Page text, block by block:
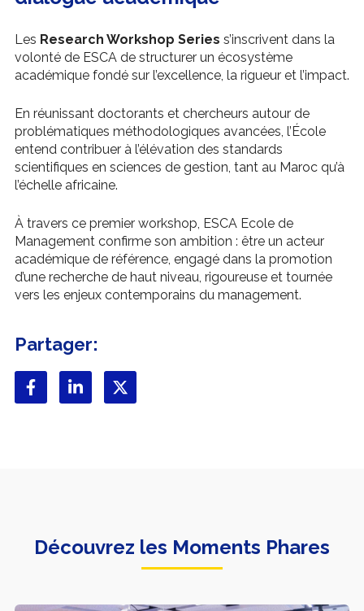
Les Research Workshop Series s’inscrivent dans la
volonté de ESCA de structurer un écosystème
académique fondé sur l’excellence, la rigueur et l’impact.
En réunissant doctorants et chercheurs autour de
problématiques méthodologiques avancées, l’École
entend contribuer à l’élévation des standards
scientifiques en sciences de gestion, tant au Maroc qu’à
l’échelle africaine.
À travers ce premier workshop, ESCA Ecole de
Management confirme son ambition : être un acteur
académique de référence, engagé dans la promotion
d’une recherche de haut niveau, rigoureuse et tournée
vers les enjeux contemporains du management.
Partager:
Découvrez les Moments Phares